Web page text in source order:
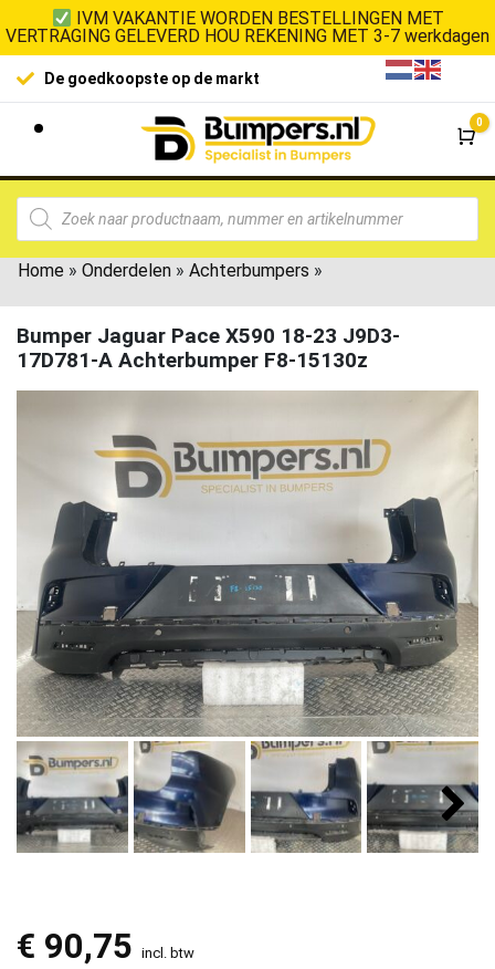
IVM VAKANTIE WORDEN BESTELLINGEN MET
VERTRAGING GELEVERD HOU REKENING MET 3-7 werkdagen
De goedkoopste op de markt
0
Home » Onderdelen » Achterbumpers »
Bumper Jaguar Pace X590 18-23 J9D3-
17D781-A Achterbumper F8-15130z
€ 90,75 incl. btw